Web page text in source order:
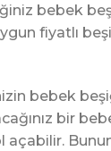
bebek
fiyatlı
bebek
bir
açabilir.